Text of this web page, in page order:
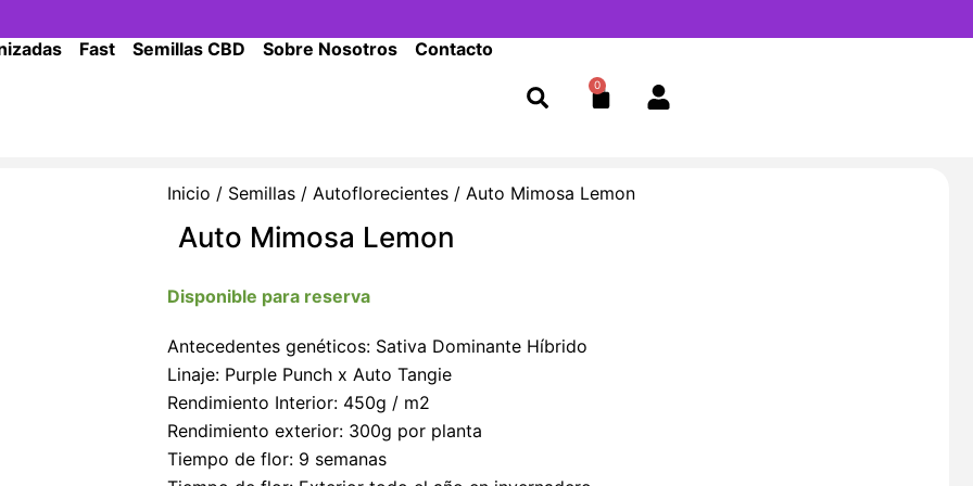
Fast Semillas CBD Sobre Nosotros Contacto
0
Cart
Inicio / Semillas/ Autoflorecientes/ Auto Mimosa Lemon
Auto Mimosa Lemon
Disponible para reserva
Antecedentes genéticos: Sativa Dominante Híbrido
Linaje: Purple Punch x Auto Tangie
Rendimiento Interior: 450g / m2
Rendimiento exterior: 300g por planta
Tiempo de flor: 9 semanas